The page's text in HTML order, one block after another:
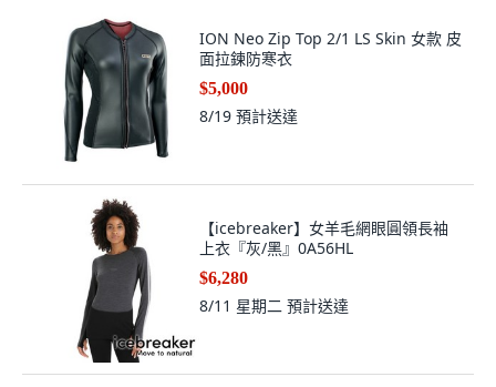
ION Neo Zip Top 2/1 LS Skin 女款 皮
面拉鍊防寒衣
$5,000
8/19 預計送達
【icebreaker】女羊毛網眼圓領長袖
上衣『灰/黑』0A56HL
$6,280
8/11 星期二 預計送達